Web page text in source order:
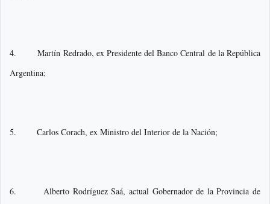
4. Martín Redrado, ex Presidente del Banco Central de la República
Argentina;
5. Carlos Corach, ex Ministro del Interior de la Nación;
6. Alberto Rodríguez Saá, actual Gobernador de la Provincia de